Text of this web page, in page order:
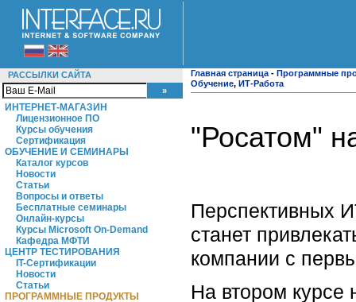
РАССЫЛКИ САЙТА
ИНТЕРНЕТ-МАГАЗИН
Лицензионное ПО
Курсы обучения
Сертификация
ОБУЧЕНИЕ И СЕМИНАРЫ
Каталог курсов
Новости
Статьи
Вопросы и ответы
Бесплатные семинары
Онлайн-курсы
Курсы Microsoft On-Demand
Кафедра МФТИ
ЦЕНТР ТЕСТИРОВАНИЯ
IT-Сертификации
Новости
Статьи
ПРОГРАММНЫЕ ПРОДУКТЫ
Главная страница - Программные
Обучение, ИТ-Работа
"Росатом"
Перспективных
станет
компании с
На втором курсе